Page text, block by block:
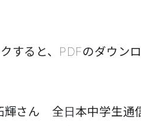
ると、PDFのダウン
輝さん 全日本中学生